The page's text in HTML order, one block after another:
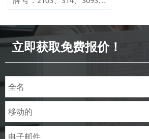
410、420、430、904等
立即获取免费报价！